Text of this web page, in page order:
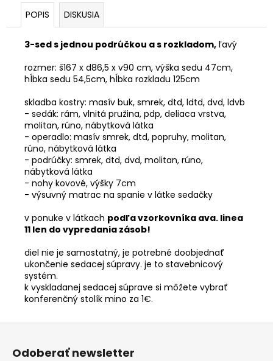
POPIS DISKUSIA
3-sed s jednou podrúčkou a s rozkladom, ľavý
rozmer: š167 x d86,5 x v90 cm, výška sedu 47cm,
hĺbka sedu 54,5cm, hĺbka rozkladu 125cm
skladba kostry: masív buk, smrek, dtd, ldtd, dvd, ldvb
- sedák: rám, vlnitá pružina, pdp, deliaca vrstva,
molitan, rúno, nábytková látka
- operadlo: masív smrek, dtd, popruhy, molitan,
rúno, nábytková látka
- podrúčky: smrek, dtd, dvd, molitan, rúno,
nábytková látka
- nohy kovové, výšky 7cm
- výsuvný matrac na spanie v látke sedačky
v ponuke v látkach podľa vzorkovníka ava. linea
11 len do vypredania zásob!
diel nie je samostatný, je potrebné doobjednať
ukončenie sedacej súpravy. je to stavebnicový
systém.
k vyskladanej sedacej súprave si môžete vybrať
konferenčný stolík mino za 1€.
Z
Odoberať newsletter